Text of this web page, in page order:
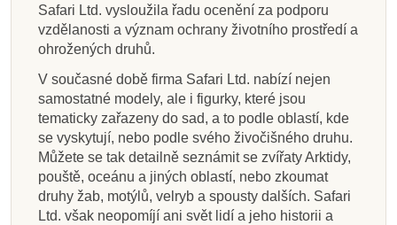
Safari Ltd. vysloužila řadu ocenění za podporu
vzdělanosti a význam ochrany životního prostředí a
ohrožených druhů.
V současné době firma Safari Ltd. nabízí nejen
samostatné modely, ale i figurky, které jsou
tematicky zařazeny do sad, a to podle oblastí, kde
se vyskytují, nebo podle svého živočišného druhu.
Můžete se tak detailně seznámit se zvířaty Arktidy,
pouště, oceánu a jiných oblastí, nebo zkoumat
druhy žab, motýlů, velryb a spousty dalších. Safari
Ltd. však neopomíjí ani svět lidí a jeho historii a